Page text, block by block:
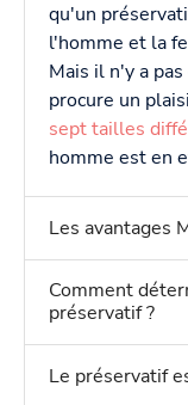
qu'un
l'homme et la
Mais il n'y a
procure un
sept tailles
homme est en
Les avantages
Comment
préservatif ?
Le préservatif